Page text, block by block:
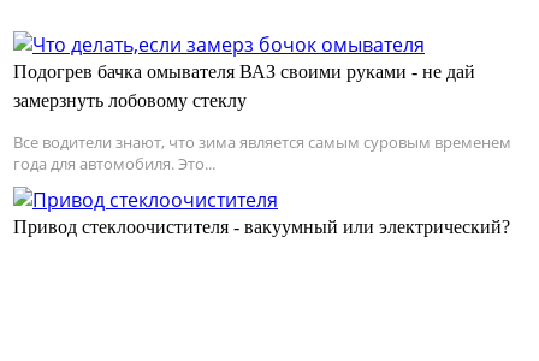
Подогрев бачка омывателя ВАЗ своими руками - не дай
замерзнуть лобовому стеклу
Все водители знают, что зима является самым суровым временем
года для автомобиля. Это...
Привод стеклоочистителя - вакуумный или электрический?